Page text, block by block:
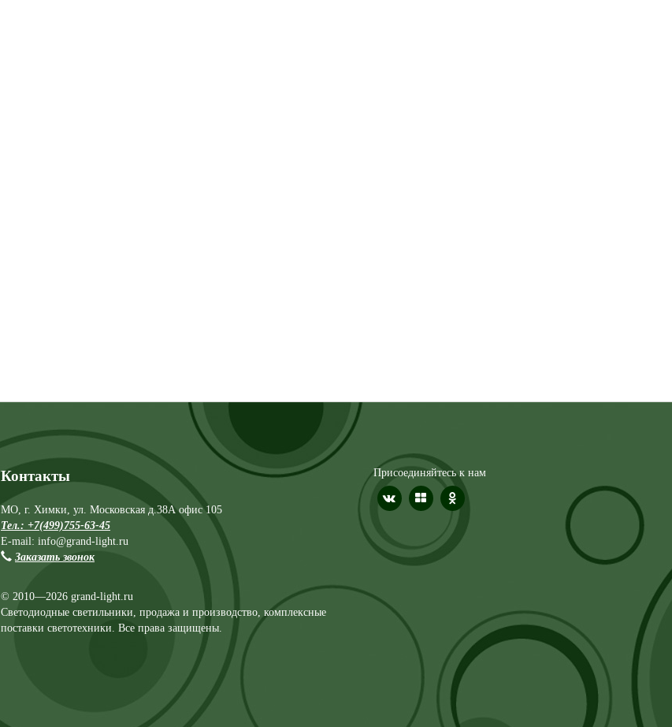
Контакты
МО, г. Химки, ул. Московская д.38А офис 105
Тел.: +7(499)755-63-45
E-mail: info@grand-light.ru
Заказать звонок
© 2010—2026 grand-light.ru
Светодиодные светильники, продажа и производство, комплексные
поставки светотехники. Все права защищены.
Присоединяйтесь к нам